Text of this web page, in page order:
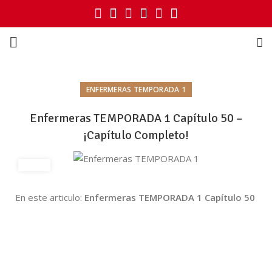
ENFERMERAS TEMPORADA 1
Enfermeras TEMPORADA 1 Capítulo 50 –
¡Capítulo Completo!
En este articulo: Enfermeras TEMPORADA 1 Capítulo 50